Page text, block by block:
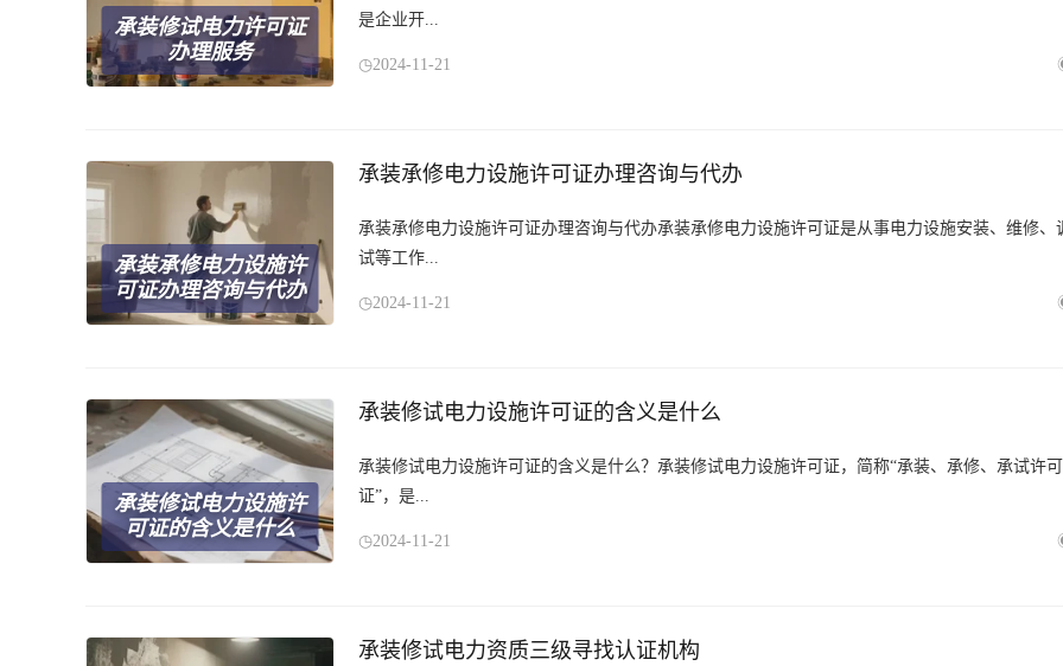
承装修试电力许可证
办理服务
是企业开...
2024-11-21
承装承修电力设施许
可证办理咨询与代办
承装承修电力设施许可证办理咨询与代办
承装承修电力设施许可证办理咨询与代办承装承修电力设施许可证是从事电力设施安装、维修、
试等工作...
2024-11-21
承装修试电力设施许
可证的含义是什么
承装修试电力设施许可证的含义是什么
承装修试电力设施许可证的含义是什么？承装修试电力设施许可证，简称“承装、承修、承试许可
证”，是...
2024-11-21
承装修试电力资质三级寻找认证机构